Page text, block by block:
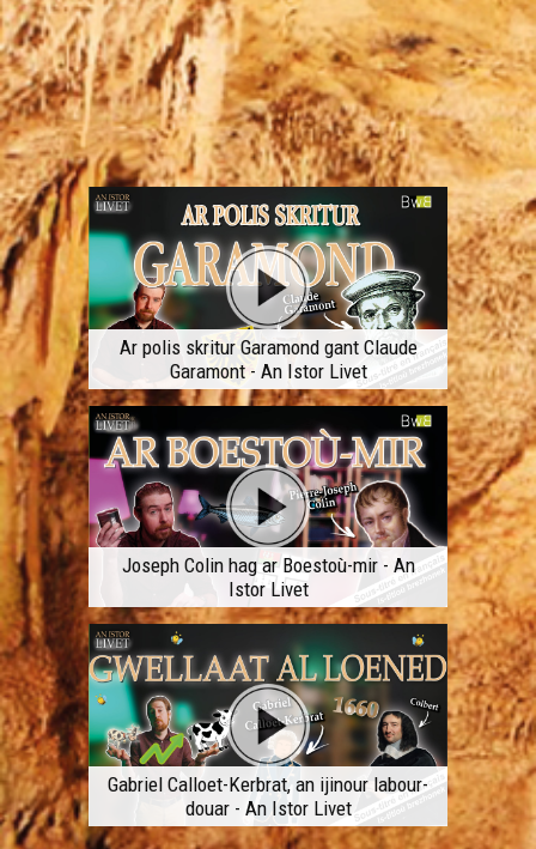
Ar polis skritur Garamond gant Claude
Garamont - An Istor Livet
Joseph Colin hag ar Boestoù-mir - An
Istor Livet
Gabriel Calloet-Kerbrat, an ijinour labour-
douar - An Istor Livet